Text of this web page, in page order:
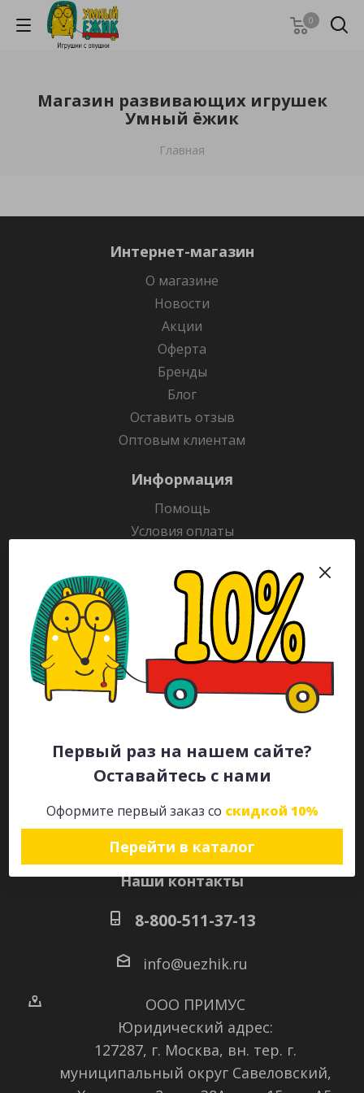
Первый раз на нашем сайте?
Оставайтесь с нами
Оформите первый заказ со скидкой 10%
Перейти в каталог
0
Магазин развивающих игрушек
Умный ёжик
Главная
Интернет-магазин
О магазине
Новости
Акции
Оферта
Бренды
Блог
Оставить отзыв
Оптовым клиентам
Информация
Помощь
Условия оплаты
Гарантия на товар
Раскраски
Рекламодателям
Каталог
Будьте всегда в курсе!
Наши контакты
8-800-511-37-13
info@uezhik.ru
ООО ПРИМУС
Юридический адрес:
127287, г. Москва, вн. тер. г.
муниципальный округ Савеловский,